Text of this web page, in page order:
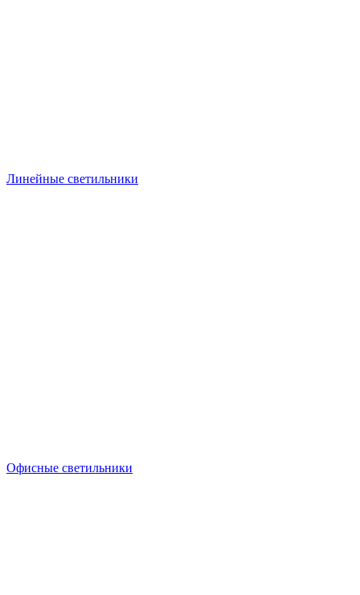
Линейные светильники
Офисные светильники